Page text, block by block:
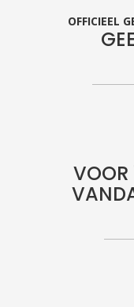
OFFICIEEL
VOOR